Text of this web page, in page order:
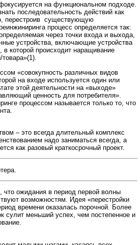
на функциональном подходе.
последовательность действий как
перестроив cуществующую
процесс определяется так:
через точки входа и выхода,
устройства, включающие устройства
в которой происходит наращивание
товара»(1).
«совокупность различных видов
на входе используется один или
этой деятельности на «выходе»
ценность для потребителя».
процессом называется только то, что
– это всегда длительный комплекс
надо заниматься всегда, а
как разовый краткосрочный проект.
что ожидания в период первой волны
возможностям. Идея «перестройки
времени оказалась порочной. Более
сулит меньший успех, чем постепенное и